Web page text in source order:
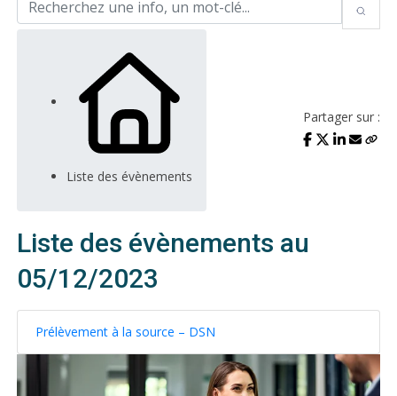
Liste des évènements
Partager sur :
Liste des évènements au
05/12/2023
Prélèvement à la source – DSN